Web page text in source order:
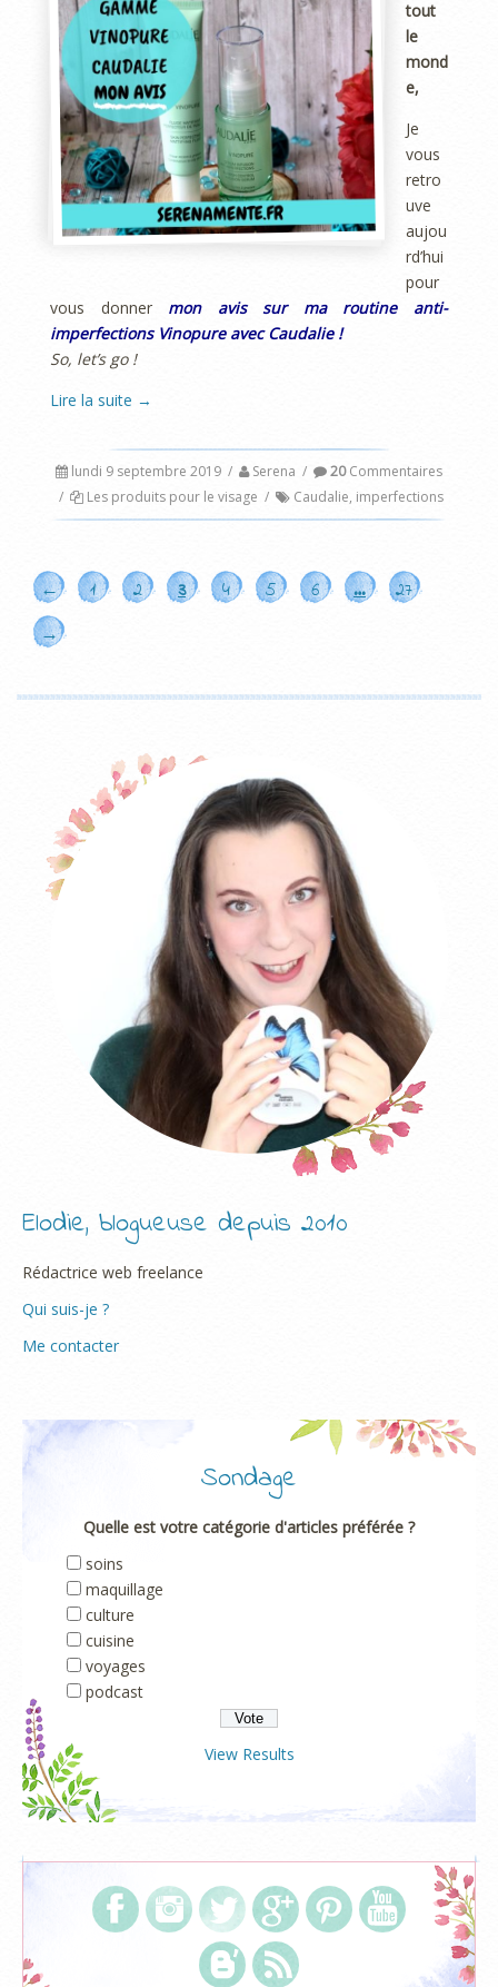
tout
le
mond
e,
Je
vous
retro
uve
aujou
rd’hui
pour
vous donner mon avis sur ma routine anti-
imperfections Vinopure avec Caudalie !
So, let’s go !
Lire la suite →
lundi 9 septembre 2019 / Serena / 20Commentaires
/
Les produits pour le visage / Caudalie, imperfections
← 1 2 3 4 5 6 …
27
→
Elodie, blogueuse depuis 2010
Rédactrice web freelance
Qui suis-je ?
Me contacter
Sondage
Quelle est votre catégorie d'articles préférée ?
soins
maquillage
culture
cuisine
voyages
podcast
View Results